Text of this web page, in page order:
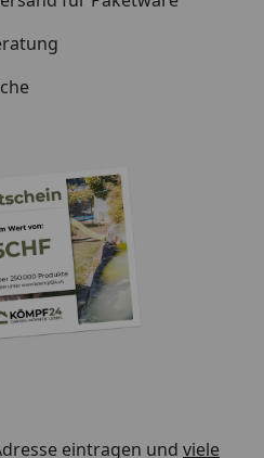
eintragen und viele